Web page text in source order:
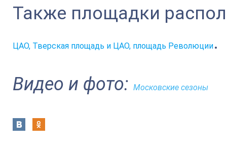
Также площадки
ЦАО, Тверская площадь и ЦАО, площадь Революции.
Видео и фото: Московские сезоны